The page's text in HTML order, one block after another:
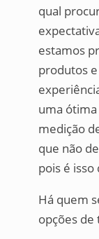
qual
estamos
produtos
uma
medição
que não
pois é
Há quem
opções de